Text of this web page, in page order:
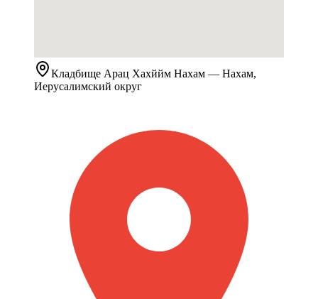
Кладбище Арац Хахййм Нахам — Нахам,
Иерусалимский округ